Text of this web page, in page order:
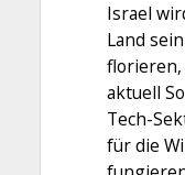
Israel
Land
florieren,
aktuell
Tech-
für die